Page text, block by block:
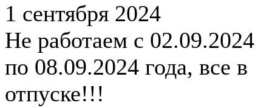
1 сентября 2024
Не работаем с 02.09.2024
по 08.09.2024 года, все в
отпуске!!!